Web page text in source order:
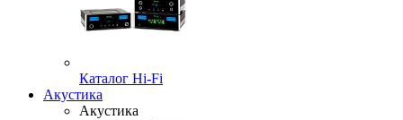
Каталог Hi-Fi
Акустика
Акустика